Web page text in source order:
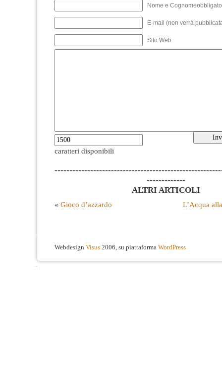
Nome e
E-mail (non verrà
Sito Web
caratteri disponibili
-------------
ALTRI ARTICOLI
« Gioco d’azzardo L’Acqua
Webdesign Visus 2006, su piattaforma WordPress